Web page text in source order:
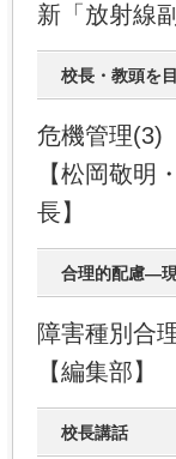
新「放射線
校長・教頭を
危機管理(3)
【松岡敬明
長】
合理的配慮―
障害種別合
【編集部】
校長講話